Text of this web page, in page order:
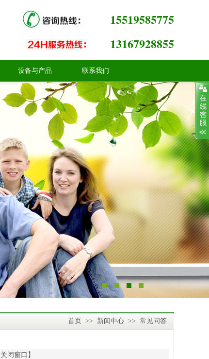
15519585775
13167928855
设备与产品 联系我们
首页 >> 新闻中心 >> 常见问答
关闭窗口 】